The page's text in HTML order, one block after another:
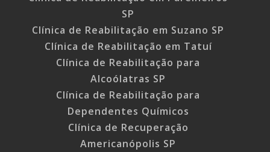
SP
Clínica de Reabilitação em Suzano SP
Clínica de Reabilitação em Tatuí
Clínica de Reabilitação para
Alcoólatras SP
Clínica de Reabilitação para
Dependentes Químicos
Clínica de Recuperação
Americanópolis SP